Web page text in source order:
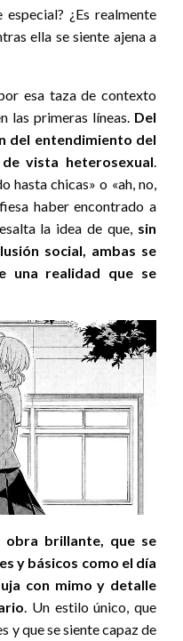
¿Es realmente
ella se siente ajena a
esa taza de contexto
las primeras líneas. Del
del entendimiento del
vista heterosexual.
hasta chicas» o «ah, no,
haber encontrado a
la idea de que, sin
social, ambas se
una realidad que se
obra brillante, que se
y básicos como el día
con mimo y detalle
. Un estilo único, que
y que se siente capaz de